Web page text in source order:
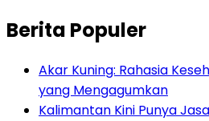
Berita Populer
Akar Kuning: Rahasia
yang Mengagumkan
Kalimantan Kini Punya